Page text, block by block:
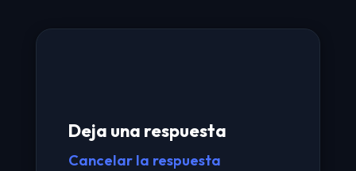
Deja una respuesta
Cancelar la respuesta